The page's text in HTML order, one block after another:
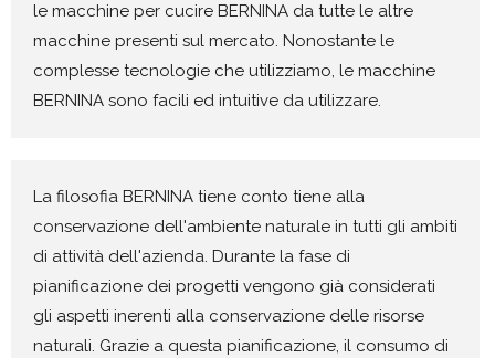
le macchine per cucire BERNINA da tutte le altre
macchine presenti sul mercato. Nonostante le
complesse tecnologie che utilizziamo, le macchine
BERNINA sono facili ed intuitive da utilizzare.
La filosofia BERNINA tiene conto tiene alla
conservazione dell'ambiente naturale in tutti gli ambiti
di attività dell'azienda. Durante la fase di
pianificazione dei progetti vengono già considerati
gli aspetti inerenti alla conservazione delle risorse
naturali. Grazie a questa pianificazione, il consumo di